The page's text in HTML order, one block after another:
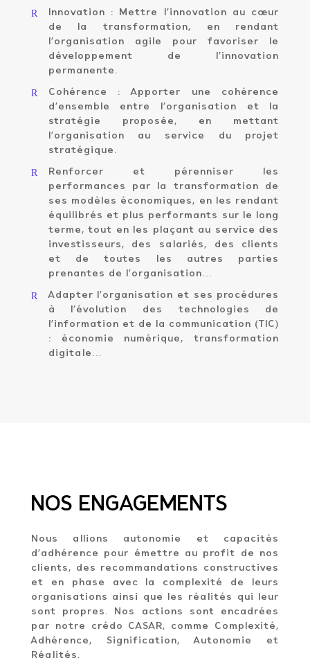
R
Innovation : Mettre l’innovation au cœur
de la transformation, en rendant
l’organisation agile pour favoriser le
développement de l’innovation
permanente.
R
Cohérence : Apporter une cohérence
d’ensemble entre l’organisation et la
stratégie proposée, en mettant
l’organisation au service du projet
stratégique.
R
Renforcer et pérenniser les
performances par la transformation de
ses modèles économiques, en les rendant
équilibrés et plus performants sur le long
terme, tout en les plaçant au service des
investisseurs, des salariés, des clients
et de toutes les autres parties
prenantes de l’organisation…
R
Adapter l’organisation et ses procédures
à l’évolution des technologies de
l’information et de la communication (TIC)
: économie numérique, transformation
digitale…
NOS ENGAGEMENTS
Nous allions autonomie et capacités
d’adhérence pour émettre au profit de nos
clients, des recommandations constructives
et en phase avec la complexité de leurs
organisations ainsi que les réalités qui leur
sont propres. Nos actions sont encadrées
par notre crédo CASAR, comme Complexité,
Adhérence, Signification, Autonomie et
Réalités.